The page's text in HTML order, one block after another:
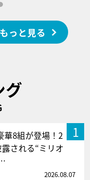
っと見る
グ
1
華8組が登場！2
される“ミリオ
2026.08.07